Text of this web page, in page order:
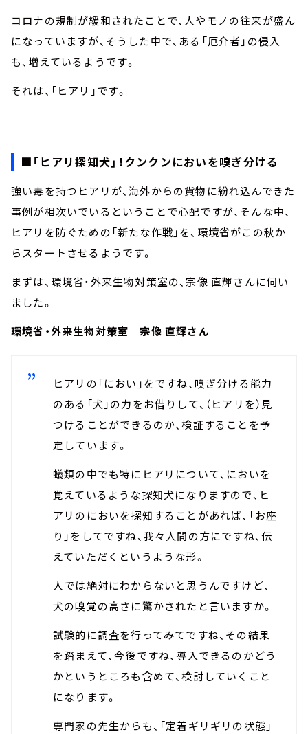
コロナの規制が緩和されたことで、人やモノの往来が盛ん
になっていますが、そうした中で、ある「厄介者」の侵入
も、増えているようです。
それは、「ヒアリ」です。
■「ヒアリ探知犬」！クンクンにおいを嗅ぎ分ける
強い毒を持つヒアリが、海外からの貨物に紛れ込んできた
事例が相次いでいるということで心配ですが、そんな中、
ヒアリを防ぐための「新たな作戦」を、環境省がこの秋か
らスタートさせるようです。
まずは、環境省・外来生物対策室の、宗像 直輝さんに伺い
ました。
環境省・外来生物対策室 宗像 直輝さん
ヒアリの「におい」をですね、嗅ぎ分ける能力
のある「犬」の力をお借りして、（ヒアリを）見
つけることができるのか、検証することを予
定しています。
蟻類の中でも特にヒアリについて、においを
覚えているような探知犬になりますので、ヒ
アリのにおいを探知することがあれば、「お座
り」をしてですね、我々人間の方にですね、伝
えていただくというような形。
人では絶対にわからないと思うんですけど、
犬の嗅覚の高さに驚かされたと言いますか。
試験的に調査を行ってみてですね、その結果
を踏まえて、今後ですね、導入できるのかどう
かというところも含めて、検討していくこと
になります。
専門家の先生からも、「定着ギリギリの状態」